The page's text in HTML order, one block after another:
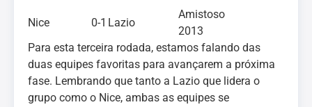
Nice 0-1 Lazio
Amistoso
2013
Para esta terceira rodada, estamos falando das
duas equipes favoritas para avançarem a próxima
fase. Lembrando que tanto a Lazio que lidera o
grupo como o Nice, ambas as equipes se